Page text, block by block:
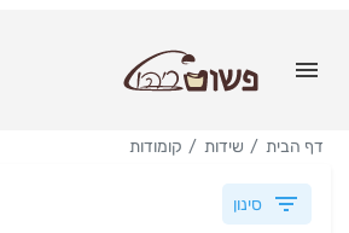
דף הבית שידות קומודות
סינון